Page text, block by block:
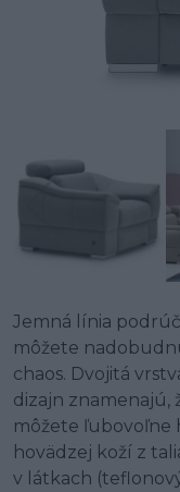
Jemná línia
môžete
chaos. Dvojitá
dizajn znamenajú,
môžete ľubovoľne
hovädzej koží z
v látkach